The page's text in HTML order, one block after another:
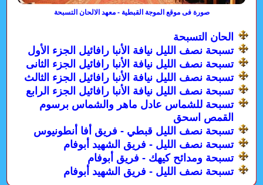
صورة فى موقع الموجة القبطية - معهد الالحان التسبحة
الحان التسبحة
تسبحة نصف الليل نيافة الأنبا رافائيل الجزء الأول
تسبحة نصف الليل نيافة الأنبا رافائيل الجزء الثانى
تسبحة نصف الليل نيافة الأنبا رافائيل الجزء الثالث
تسبحة نصف الليل نيافة الأنبا رافائيل الجزء الرابع
تسبحة للشماس عادل ماهر والشماس برسوم
القمص اسحق
تسبحة نصف الليل قبطي - فريق أفا أنطونيوس
تسبحة نصف الليل - فريق الشهيد أبوفام
تسبحة ومدائح كيهك - فريق أبوفام
تسبحة نصف الليل - فريق الشهيد أبوفام